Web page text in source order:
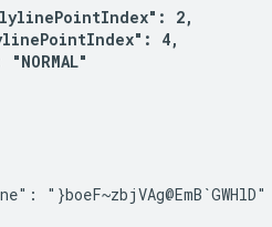
2,
4,
"NORMAL"
"}boeF~zbjVAg@EmB`GWHlD"